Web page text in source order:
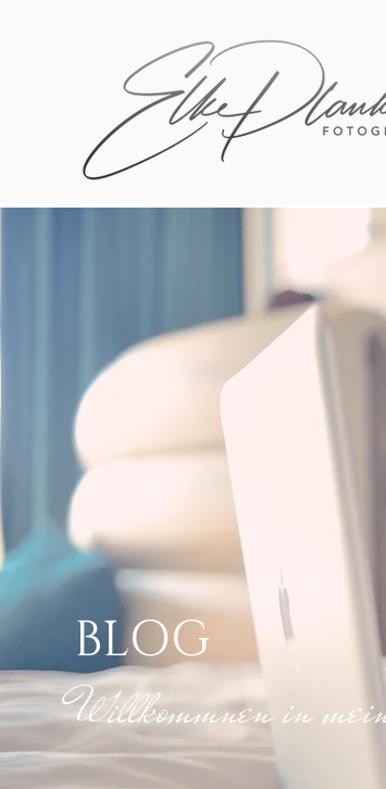
BLOG
Willkommnen in